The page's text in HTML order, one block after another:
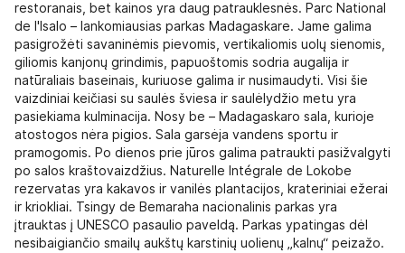
restoranais, bet kainos yra daug patrauklesnės. Parc National
de l'Isalo – lankomiausias parkas Madagaskare. Jame galima
pasigrožėti savaninėmis pievomis, vertikaliomis uolų sienomis,
giliomis kanjonų grindimis, papuoštomis sodria augalija ir
natūraliais baseinais, kuriuose galima ir nusimaudyti. Visi šie
vaizdiniai keičiasi su saulės šviesa ir saulėlydžio metu yra
pasiekiama kulminacija. Nosy be – Madagaskaro sala, kurioje
atostogos nėra pigios. Sala garsėja vandens sportu ir
pramogomis. Po dienos prie jūros galima patraukti pasižvalgyti
po salos kraštovaizdžius. Naturelle Intégrale de Lokobe
rezervatas yra kakavos ir vanilės plantacijos, krateriniai ežerai
ir kriokliai. Tsingy de Bemaraha nacionalinis parkas yra
įtrauktas į UNESCO pasaulio paveldą. Parkas ypatingas dėl
nesibaigiančio smailų aukštų karstinių uolienų „kalnų“ peizažo.